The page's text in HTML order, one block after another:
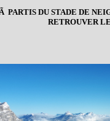
PARTIS DU STADE DE
RETROUVER